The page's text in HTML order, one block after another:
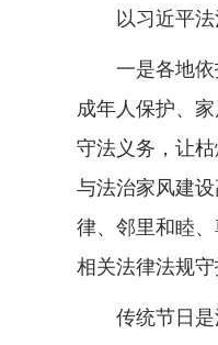
以习近平法治
一是各地依托
成年人保护、
守法义务，让
与法治家风建
律、邻里和睦
相关法律法规
传统节日是法